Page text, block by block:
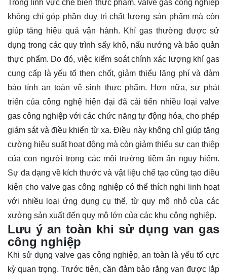
Trong lĩnh vực chế biến thực phẩm, valve gas công nghiệp
không chỉ góp phần duy trì chất lượng sản phẩm mà còn
giúp tăng hiệu quả vận hành. Khí gas thường được sử
dụng trong các quy trình sấy khô, nấu nướng và bảo quản
thực phẩm. Do đó, việc kiểm soát chính xác lượng khí gas
cung cấp là yếu tố then chốt, giảm thiểu lãng phí và đảm
bảo tính an toàn vệ sinh thực phẩm. Hơn nữa, sự phát
triển của công nghệ hiện đại đã cải tiến nhiều loại valve
gas công nghiệp với các chức năng tự động hóa, cho phép
giám sát và điều khiển từ xa. Điều này không chỉ giúp tăng
cường hiệu suất hoạt động mà còn giảm thiểu sự can thiệp
của con người trong các môi trường tiềm ẩn nguy hiểm.
Sự đa dạng về kích thước và vật liệu chế tạo cũng tạo điều
kiện cho valve gas công nghiệp có thể thích nghi linh hoạt
với nhiều loại ứng dụng cụ thể, từ quy mô nhỏ của các
xưởng sản xuất đến quy mô lớn của các khu công nghiệp.
Lưu ý an toàn khi sử dụng van gas
công nghiệp
Khi sử dụng valve gas công nghiệp, an toàn là yếu tố cực
kỳ quan trọng. Trước tiên, cần đảm bảo rằng van được lắp